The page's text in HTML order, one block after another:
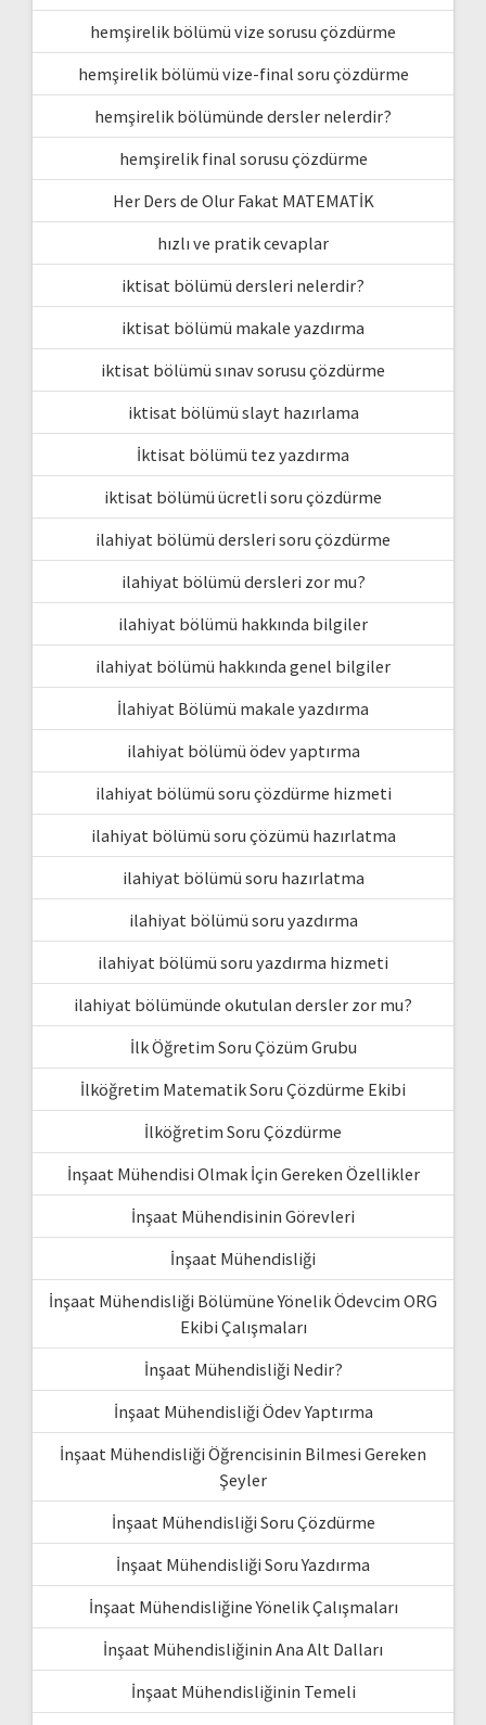
hemşirelik bölümü vize sorusu çözdürme
hemşirelik bölümü vize-final soru çözdürme
hemşirelik bölümünde dersler nelerdir?
hemşirelik final sorusu çözdürme
Her Ders de Olur Fakat MATEMATİK
hızlı ve pratik cevaplar
iktisat bölümü dersleri nelerdir?
iktisat bölümü makale yazdırma
iktisat bölümü sınav sorusu çözdürme
iktisat bölümü slayt hazırlama
İktisat bölümü tez yazdırma
iktisat bölümü ücretli soru çözdürme
ilahiyat bölümü dersleri soru çözdürme
ilahiyat bölümü dersleri zor mu?
ilahiyat bölümü hakkında bilgiler
ilahiyat bölümü hakkında genel bilgiler
İlahiyat Bölümü makale yazdırma
ilahiyat bölümü ödev yaptırma
ilahiyat bölümü soru çözdürme hizmeti
ilahiyat bölümü soru çözümü hazırlatma
ilahiyat bölümü soru hazırlatma
ilahiyat bölümü soru yazdırma
ilahiyat bölümü soru yazdırma hizmeti
ilahiyat bölümünde okutulan dersler zor mu?
İlk Öğretim Soru Çözüm Grubu
İlköğretim Matematik Soru Çözdürme Ekibi
İlköğretim Soru Çözdürme
İnşaat Mühendisi Olmak İçin Gereken Özellikler
İnşaat Mühendisinin Görevleri
İnşaat Mühendisliği
İnşaat Mühendisliği Bölümüne Yönelik Ödevcim ORG
Ekibi Çalışmaları
İnşaat Mühendisliği Nedir?
İnşaat Mühendisliği Ödev Yaptırma
İnşaat Mühendisliği Öğrencisinin Bilmesi Gereken
Şeyler
İnşaat Mühendisliği Soru Çözdürme
İnşaat Mühendisliği Soru Yazdırma
İnşaat Mühendisliğine Yönelik Çalışmaları
İnşaat Mühendisliğinin Ana Alt Dalları
İnşaat Mühendisliğinin Temeli